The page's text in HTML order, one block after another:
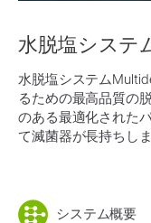
水脱塩システ
水脱塩システム
るための最高品質の
のある最適化された
て滅菌器が長持ちしま
システム概要